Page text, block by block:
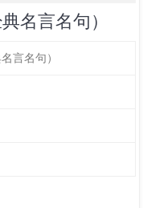
名言名句）
言名句）